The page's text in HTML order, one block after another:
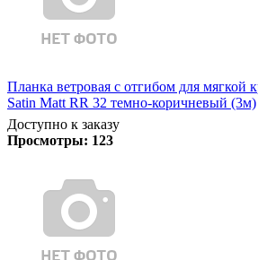
Планка ветровая с отгибом для мягкой
Satin Matt RR 32 темно-коричневый (3м)
Доступно к заказу
Просмотры: 123